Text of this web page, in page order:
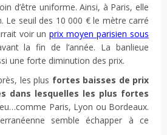
d’être uniforme. Ainsi, à Paris, elle
Le seuil des 10 000 € le mètre carré
voir unprix moyen parisien sous
la fin de l’année. La banlieue
une forte diminution des prix.
les plus fortes baisses de prix
dans lesquelles les plus fortes
Paris, Lyon ou Bordeaux.
semble échapper à ce